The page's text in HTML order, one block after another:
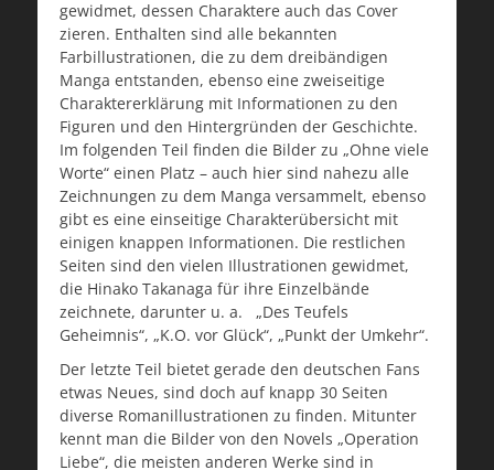
gewidmet, dessen Charaktere auch das Cover
zieren. Enthalten sind alle bekannten
Farbillustrationen, die zu dem dreibändigen
Manga entstanden, ebenso eine zweiseitige
Charaktererklärung mit Informationen zu den
Figuren und den Hintergründen der Geschichte.
Im folgenden Teil finden die Bilder zu „Ohne viele
Worte“ einen Platz – auch hier sind nahezu alle
Zeichnungen zu dem Manga versammelt, ebenso
gibt es eine einseitige Charakterübersicht mit
einigen knappen Informationen. Die restlichen
Seiten sind den vielen Illustrationen gewidmet,
die Hinako Takanaga für ihre Einzelbände
zeichnete, darunter u. a. „Des Teufels
Geheimnis“, „K.O. vor Glück“, „Punkt der Umkehr“.
Der letzte Teil bietet gerade den deutschen Fans
etwas Neues, sind doch auf knapp 30 Seiten
diverse Romanillustrationen zu finden. Mitunter
kennt man die Bilder von den Novels „Operation
Liebe“, die meisten anderen Werke sind in